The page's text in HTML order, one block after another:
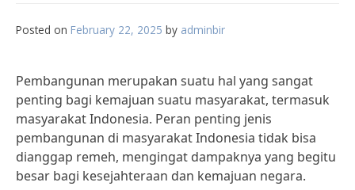
Posted on February 22, 2025 by adminbir
Pembangunan merupakan suatu hal yang sangat
penting bagi kemajuan suatu masyarakat, termasuk
masyarakat Indonesia. Peran penting jenis
pembangunan di masyarakat Indonesia tidak bisa
dianggap remeh, mengingat dampaknya yang begitu
besar bagi kesejahteraan dan kemajuan negara.